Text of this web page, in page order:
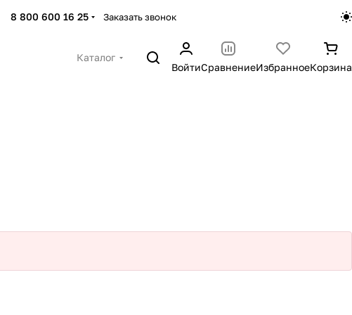
8 800 600 16 25 Заказать звонок
Каталог
ВойтиСравнениеИзбранноеКорзина